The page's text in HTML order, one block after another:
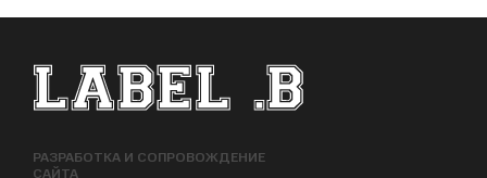
ФУТЕР САЙТА
РАЗРАБОТКА И СОПРОВОЖДЕНИЕ
САЙТА